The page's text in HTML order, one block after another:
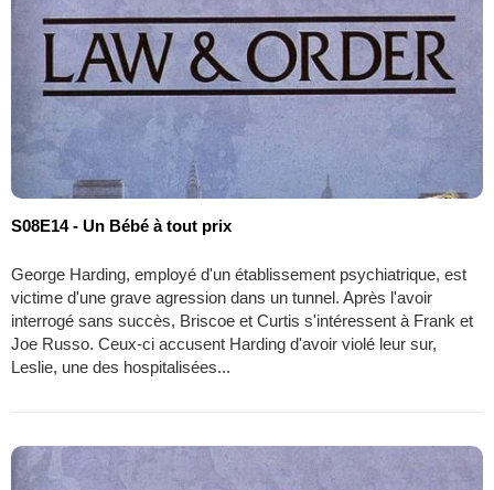
S08E14 - Un Bébé à tout prix
George Harding, employé d'un établissement psychiatrique, est
victime d'une grave agression dans un tunnel. Après l'avoir
interrogé sans succès, Briscoe et Curtis s'intéressent à Frank et
Joe Russo. Ceux-ci accusent Harding d'avoir violé leur sur,
Leslie, une des hospitalisées...